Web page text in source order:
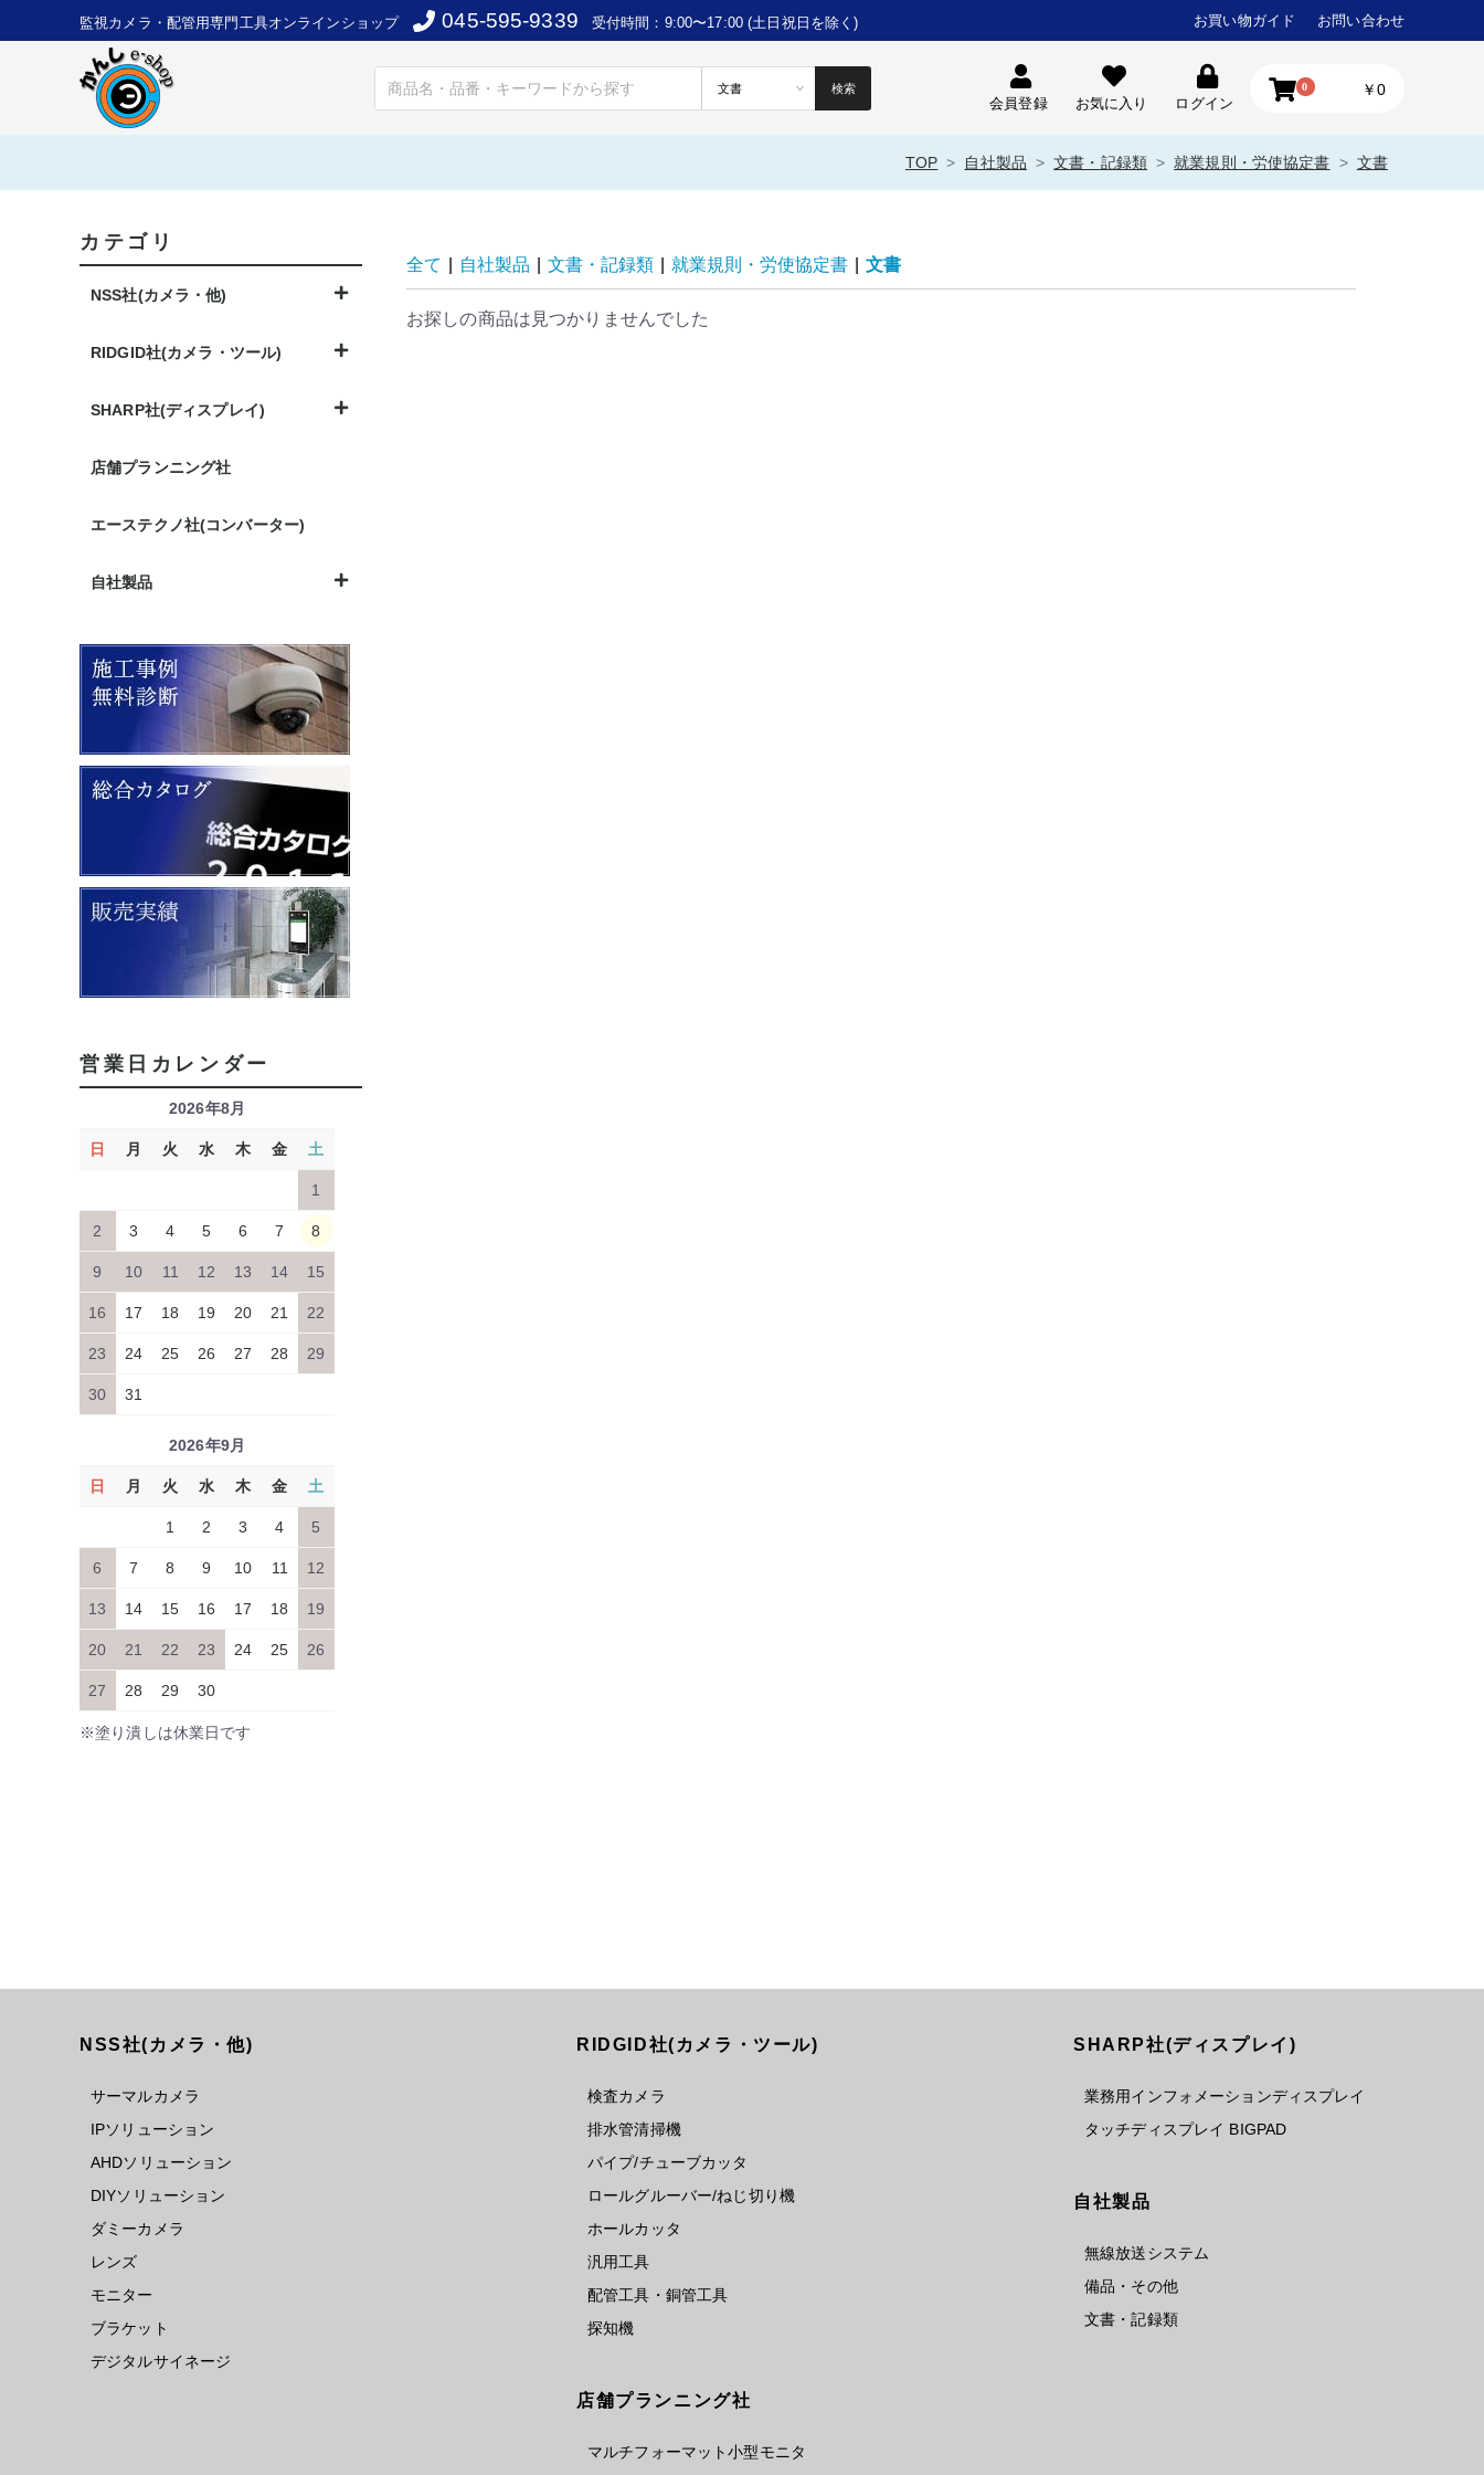
監視カメラ・配管用専門工具オンラインショップ 045-595-9339 受付時間：9:00〜17:00 (土日祝日を除く) お買い物ガイド お問い合わせ
会員登録 お気に入り ログイン
0 ￥0
検索
TOP 自社製品 文書・記録類 就業規則・労使協定書 文書
カテゴリ
NSS社(カメラ・他)
RIDGID社(カメラ・ツール)
SHARP社(ディスプレイ)
店舗プランニング社
エーステクノ社(コンバーター)
自社製品
営業日カレンダー
2026年8月
日 月 火 水 木 金 土
1
2 3 4 5 6 7 8
9 10 11 12 13 14 15
16 17 18 19 20 21 22
23 24 25 26 27 28 29
30 31
2026年9月
日 月 火 水 木 金 土
1 2 3 4 5
6 7 8 9 10 11 12
13 14 15 16 17 18 19
20 21 22 23 24 25 26
27 28 29 30
※塗り潰しは休業日です
全て 自社製品 文書・記録類 就業規則・労使協定書 文書
お探しの商品は見つかりませんでした
NSS社(カメラ・他)
サーマルカメラ
IPソリューション
AHDソリューション
DIYソリューション
ダミーカメラ
レンズ
モニター
ブラケット
デジタルサイネージ
RIDGID社(カメラ・ツール)
検査カメラ
排水管清掃機
パイプ/チューブカッタ
ロールグルーバー/ねじ切り機
ホールカッタ
汎用工具
配管工具・銅管工具
探知機
店舗プランニング社
マルチフォーマット小型モニタ
SHARP社(ディスプレイ)
業務用インフォメーションディスプレイ
タッチディスプレイ BIGPAD
自社製品
無線放送システム
備品・その他
文書・記録類